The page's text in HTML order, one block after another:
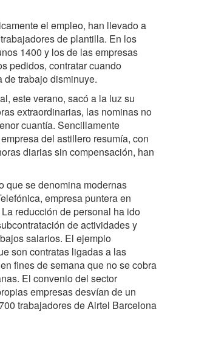
el empleo, han llevado a
de plantilla. En los
1400 y los de las empresas
pedidos, contratar cuando
de trabajo disminuye.
este verano, sacó a la luz su
extraordinarias, las nominas no
cuantía. Sencillamente
del astillero resumía, con
diarias sin compensación, han
que se denomina modernas
empresa puntera en
reducción de personal ha ido
de actividades y
salarios. El ejemplo
son contratas ligadas a las
fines de semana que no se cobra
El convenio del sector
empresas desvían de un
trabajadores de Airtel Barcelona